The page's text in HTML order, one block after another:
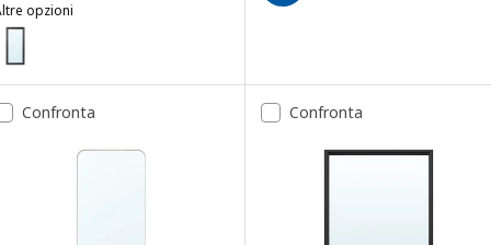
opzioni
TOFTBYN, Specchio, nero, 75x165 cm
Confronta Confronta